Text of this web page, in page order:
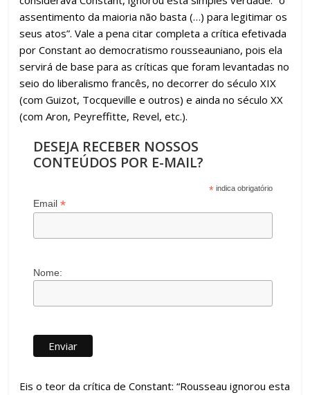
assentimento da maioria não basta (…) para legitimar os
seus atos”. Vale a pena citar completa a crítica efetivada
por Constant ao democratismo rousseauniano, pois ela
servirá de base para as críticas que foram levantadas no
seio do liberalismo francês, no decorrer do século XIX
(com Guizot, Tocqueville e outros) e ainda no século XX
(com Aron, Peyreffitte, Revel, etc.).
DESEJA RECEBER NOSSOS
CONTEÚDOS POR E-MAIL?
* indica obrigatório
Email*
Nome:
Eis o teor da crítica de Constant: “Rousseau ignorou esta